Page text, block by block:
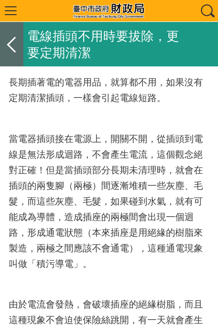
電線插頭不用時要拔除，更
要定期清潔
長期插著電的電器用品，就算都不用，如果沒有
定期清潔插頭，一樣會引起電線短路。
當電器插頭接在電源上，開關不開，從插頭到電
線是無法形成迴路，不會產生電流，這個觀念絕
對正確！但是當插頭部分長期未清理時，就會在
插頭的兩隻腳（兩極）間逐漸堆積一些灰塵、毛
髮，而這些灰塵、毛髮，如果碰到水氣，就有可
能成為導體，造成插座的兩極間會出現一個迴
路，形成通電狀態（本來插座是用絕緣的樹脂來
製造，兩極之間應該不會通電），這種通電現象
叫做「積污導電」。
由於電流會發熱，會破壞插座的絕緣樹脂，而且
這種現象不會迫使保險絲跳開，有一天就會產生